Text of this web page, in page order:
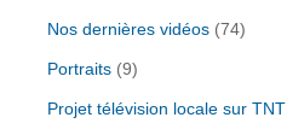
Nos dernières vidéos (74)
Portraits (9)
Projet télévision locale sur TNT